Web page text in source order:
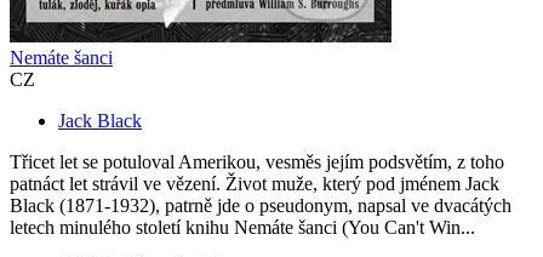
Nemáte šanci
CZ
Jack Black
Třicet let se potuloval Amerikou, vesměs jejím podsvětím, z toho
patnáct let strávil ve vězení. Život muže, který pod jménem Jack
Black (1871-1932), patrně jde o pseudonym, napsal ve dvacátých
letech minulého století knihu Nemáte šanci (You Can't Win...